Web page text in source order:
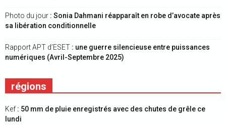
Photo du jour : Sonia Dahmani réapparaît en robe d’avocate après
sa libération conditionnelle
Rapport APT d’ESET : une guerre silencieuse entre puissances
numériques (Avril-Septembre 2025)
régions
Kef : 50 mm de pluie enregistrés avec des chutes de grêle ce
lundi